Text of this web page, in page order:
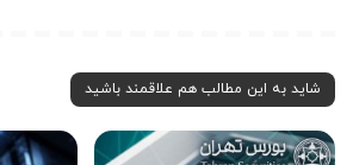
شاید به این مطالب هم علاقمند باشید